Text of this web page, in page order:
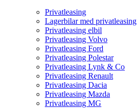
Privatleasing
Lagerbilar med privatleasing
Privatleasing elbil
Privatleasing Volvo
Privatleasing Ford
Privatleasing Polestar
Privatleasing Lynk & Co
Privatleasing Renault
Privatleasing Dacia
Privatleasing Mazda
Privatleasing MG